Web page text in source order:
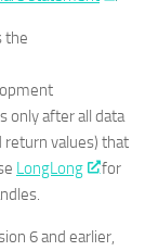
the
only after all data
values) that
LongLong
for
6 and earlier,